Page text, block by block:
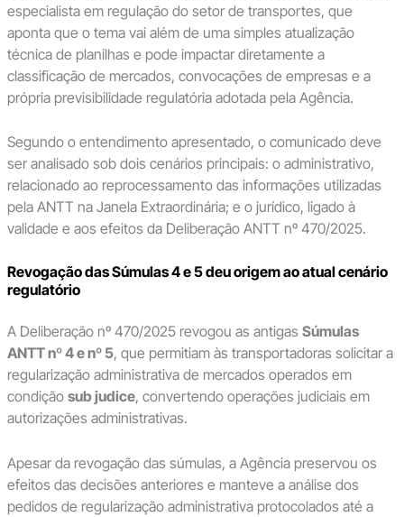
especialista em regulação do setor de transportes, que
aponta que o tema vai além de uma simples atualização
técnica de planilhas e pode impactar diretamente a
classificação de mercados, convocações de empresas e a
própria previsibilidade regulatória adotada pela Agência.
Segundo o entendimento apresentado, o comunicado deve
ser analisado sob dois cenários principais: o administrativo,
relacionado ao reprocessamento das informações utilizadas
pela ANTT na Janela Extraordinária; e o jurídico, ligado à
validade e aos efeitos da Deliberação ANTT nº 470/2025.
Revogação das Súmulas 4 e 5 deu origem ao atual cenário
regulatório
A Deliberação nº 470/2025 revogou as antigas Súmulas
ANTT nº 4 e nº 5, que permitiam às transportadoras solicitar a
regularização administrativa de mercados operados em
condição sub judice, convertendo operações judiciais em
autorizações administrativas.
Apesar da revogação das súmulas, a Agência preservou os
efeitos das decisões anteriores e manteve a análise dos
pedidos de regularização administrativa protocolados até a